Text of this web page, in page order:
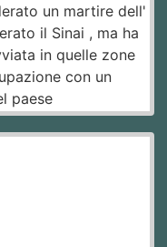
un martire dell'
il Sinai , ma ha
in quelle zone
con un
paese